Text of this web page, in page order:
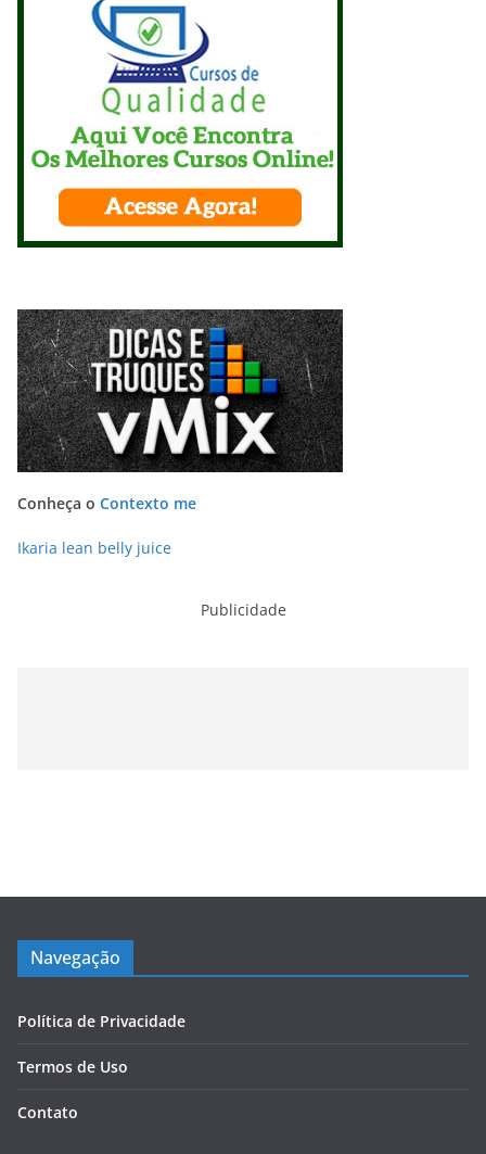
Conheça o Contexto me
Ikaria lean belly juice
Publicidade
Navegação
Política de Privacidade
Termos de Uso
Contato